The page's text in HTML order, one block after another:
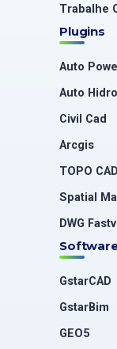
Trabalhe
Plugins
Auto
Auto Hidro
Civil Cad
Arcgis
TOPO CAD
Spatial
DWG
GstarCAD
GstarBim
GEO5